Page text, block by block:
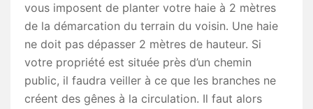
vous imposent de planter votre haie à 2 mètres
de la démarcation du terrain du voisin. Une haie
ne doit pas dépasser 2 mètres de hauteur. Si
votre propriété est située près d’un chemin
public, il faudra veiller à ce que les branches ne
créent des gênes à la circulation. Il faut alors